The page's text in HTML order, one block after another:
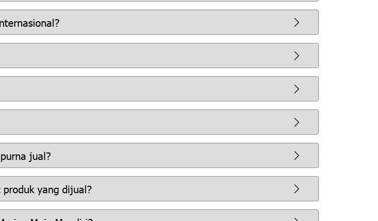
jual?
yang dijual?